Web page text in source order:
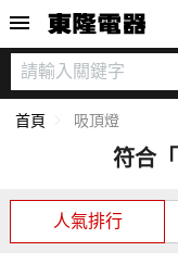
首頁 吸頂燈
符合「
人氣排行